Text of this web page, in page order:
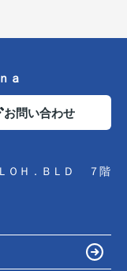
ａ
お問い合わせ
ＯＨ．ＢＬＤ ７階